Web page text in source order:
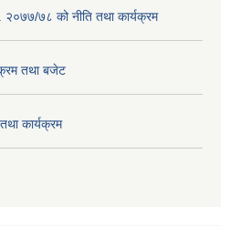
७८ को नीति तथा कार्यक्रम
तथा बजेट
कार्यक्रम